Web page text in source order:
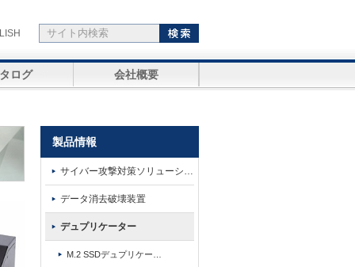
ログ 会社概要
製品情報
サイバー攻撃対策ソリューシ…
データ消去破壊装置
デュプリケーター
M.2 SSDデュプリケー